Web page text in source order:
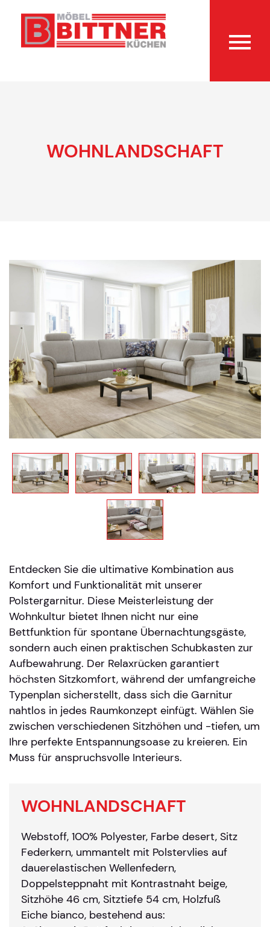
WOHNLANDSCHAFT
Entdecken Sie die ultimative Kombination aus
Komfort und Funktionalität mit unserer
Polstergarnitur. Diese Meisterleistung der
Wohnkultur bietet Ihnen nicht nur eine
Bettfunktion für spontane Übernachtungsgäste,
sondern auch einen praktischen Schubkasten zur
Aufbewahrung. Der Relaxrücken garantiert
höchsten Sitzkomfort, während der umfangreiche
Typenplan sicherstellt, dass sich die Garnitur
nahtlos in jedes Raumkonzept einfügt. Wählen Sie
zwischen verschiedenen Sitzhöhen und -tiefen, um
Ihre perfekte Entspannungsoase zu kreieren. Ein
Muss für anspruchsvolle Interieurs.
WOHNLANDSCHAFT
Webstoff, 100% Polyester, Farbe desert, Sitz
Federkern, ummantelt mit Polstervlies auf
dauerelastischen Wellenfedern,
Doppelsteppnaht mit Kontrastnaht beige,
Sitzhöhe 46 cm, Sitztiefe 54 cm, Holzfuß
Eiche bianco, bestehend aus: